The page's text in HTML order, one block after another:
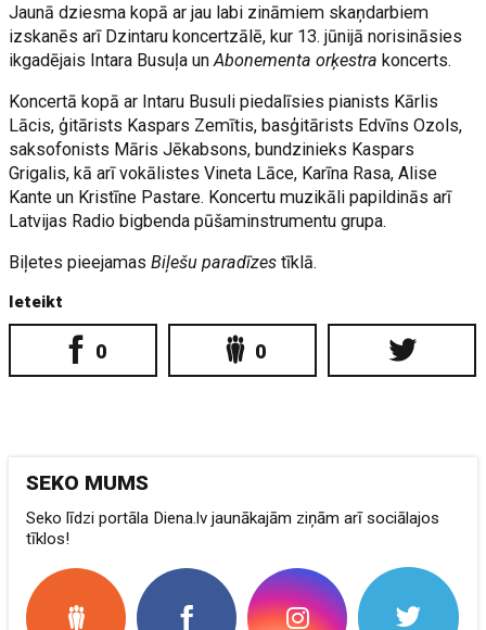
Jaunā dziesma kopā ar jau labi zināmiem skaņdarbiem
izskanēs arī Dzintaru koncertzālē, kur 13. jūnijā norisināsies
ikgadējais Intara Busuļa unAbonementa orķestra koncerts.
Koncertā kopā ar Intaru Busuli piedalīsies pianists Kārlis
Lācis, ģitārists Kaspars Zemītis, basģitārists Edvīns Ozols,
saksofonists Māris Jēkabsons, bundzinieks Kaspars
Grigalis, kā arī vokālistes Vineta Lāce, Karīna Rasa, Alise
Kante un Kristīne Pastare. Koncertu muzikāli papildinās arī
Latvijas Radio bigbenda pūšaminstrumentu grupa.
Biļetes pieejamasBiļešu paradīzes tīklā.
Ieteikt
0 0
SEKO MUMS
Seko līdzi portāla Diena.lv jaunākajām ziņām arī sociālajos
tīklos!